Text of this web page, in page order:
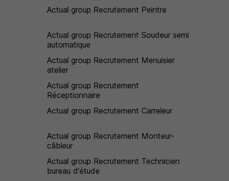
Actual group Recrutement Peintre
Actual group Recrutement Soudeur semi
automatique
Actual group Recrutement Menuisier
atelier
Actual group Recrutement
Réceptionnaire
Actual group Recrutement Carreleur
Actual group Recrutement Monteur-
câbleur
Actual group Recrutement Technicien
bureau d'étude